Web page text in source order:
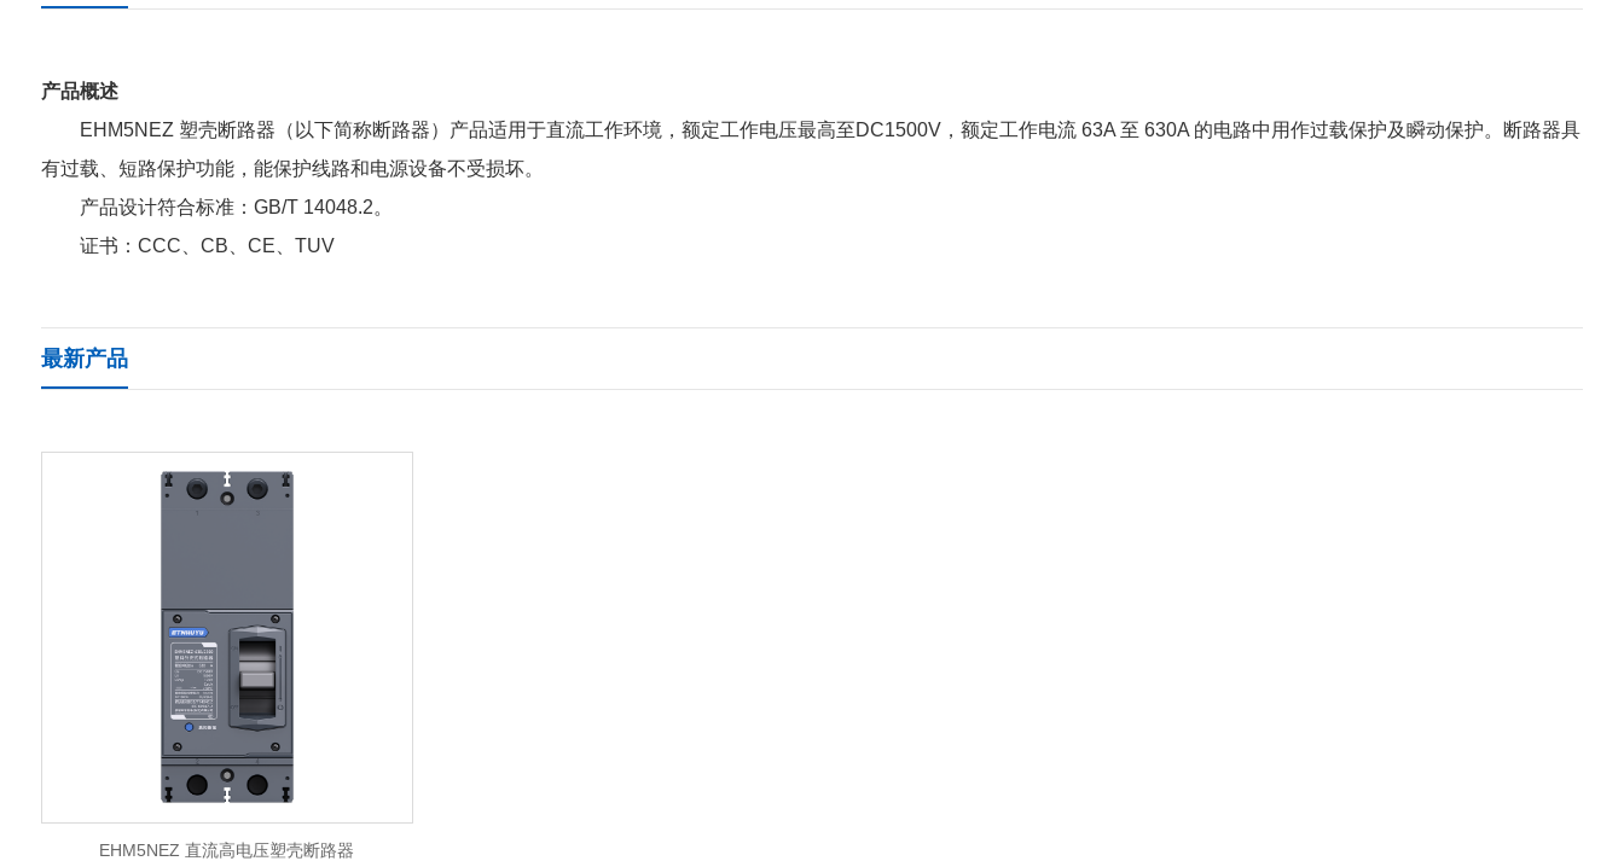
产品概述
EHM5NEZ 塑壳断路器（以下简称断路器）产品适用于直流工作环境，额定工作电压最高至DC1500V，额定工作电流 63A 至 630A 的电路中用作过载保护及瞬动保护。断路器具
有过载、短路保护功能，能保护线路和电源设备不受损坏。
产品设计符合标准：GB/T 14048.2。
证书：CCC、CB、CE、TUV
最新产品
EHM5NEZ 直流高电压塑壳断路器